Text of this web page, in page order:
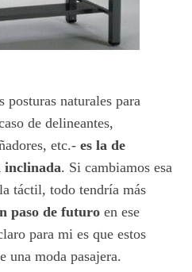
posturas naturales para
de delineantes,
etc.- es la de
inclinada. Si cambiamos esa
táctil, todo tendría más
paso de futuro en ese
para mi es que estos
una moda pasajera.